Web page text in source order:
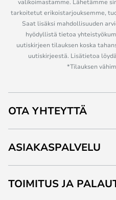
tarkoitetut erikoistarjouksemme,
Saat lisäksi mahdollisuuden
hyödyllistä tietoa
uutiskirjeen tilauksen koska
uutiskirjeestä. Lisätietoa
*Tilauksen
OTA YHTEYTTÄ
ASIAKASPALVELU
TOIMITUS JA